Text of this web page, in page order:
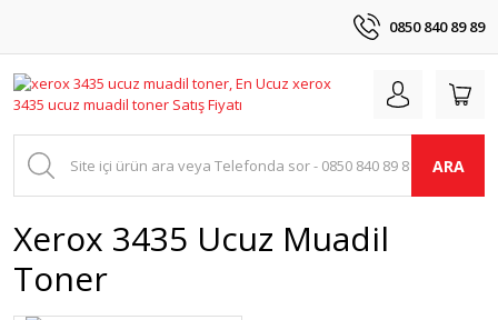
0850 840 89 89
ARA
Xerox 3435 Ucuz Muadil
Toner